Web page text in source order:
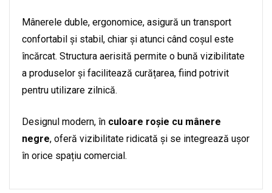
Mânerele duble, ergonomice, asigură un transport
confortabil și stabil, chiar și atunci când coșul este
încărcat. Structura aerisită permite o bună vizibilitate
a produselor și facilitează curățarea, fiind potrivit
pentru utilizare zilnică.
Designul modern, în culoare roșie cu mânere
negre, oferă vizibilitate ridicată și se integrează ușor
în orice spațiu comercial.